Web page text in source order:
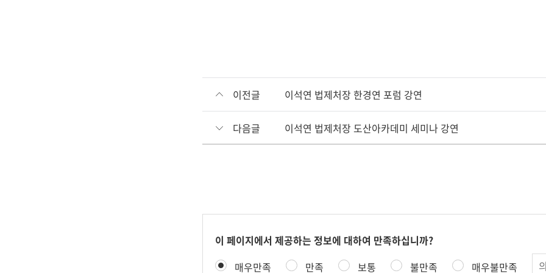
이전글 이석연 법제처장 한경연 포럼 강연
다음글 이석연 법제처장 도산아카데미 세미나 강연
콘
츠
이 페이지에서 제공하는 정보에 대하여 만족하십니까?
만
매우만족 만족 보통 불만족 매우불만족
의